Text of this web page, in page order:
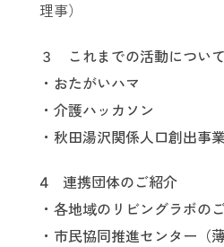
理事）
３ これまでの活動について
・おたがいハマ
・介護ハッカソン
・秋田湯沢関係人口創出事業
4 連携団体のご紹介
・各地域のリビングラボの
・市民協同推進センター（